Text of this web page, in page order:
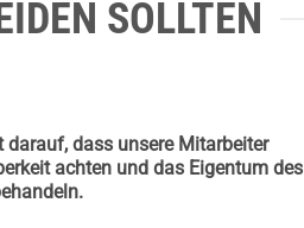
SOLLTEN
darauf, dass unsere Mitarbeiter
achten und das Eigentum des